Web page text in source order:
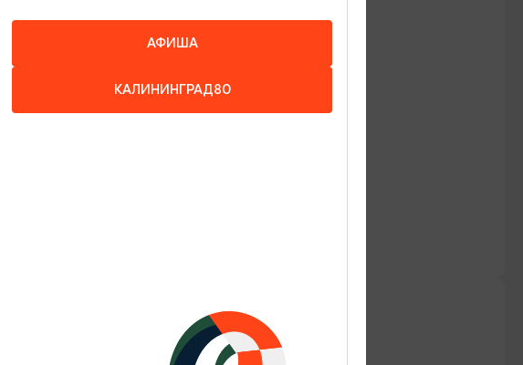
АФИША
КАЛИНИНГРАД80